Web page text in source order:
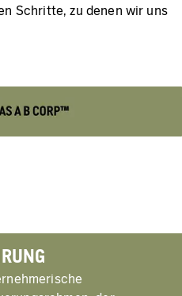
Schritte, zu denen wir uns